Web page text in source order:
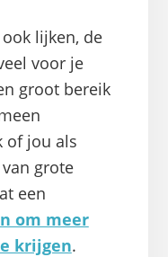
lijken, de
voor je
groot bereik
of jou als
grote
een
om meer
krijgen.